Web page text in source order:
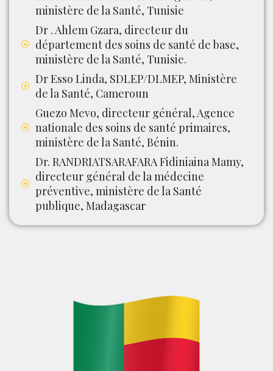
ministère de la Santé, Tunisie
Dr . Ahlem Gzara, directeur du
département des soins de santé de base,
ministère de la Santé, Tunisie.
Dr Esso Linda, SDLEP/DLMEP, Ministère
de la Santé, Cameroun
Guezo Mevo, directeur général, Agence
nationale des soins de santé primaires,
ministère de la Santé, Bénin.
Dr. RANDRIATSARAFARA Fidiniaina Mamy,
directeur général de la médecine
préventive, ministère de la Santé
publique, Madagascar